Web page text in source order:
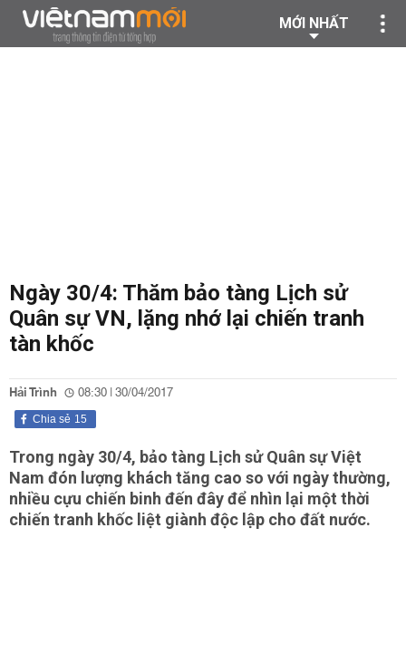
MỚI NHẤT
Ngày 30/4: Thăm bảo tàng Lịch sử
Quân sự VN, lặng nhớ lại chiến tranh
tàn khốc
Hải Trình 08:30 | 30/04/2017
15
Chia sẻ
Trong ngày 30/4, bảo tàng Lịch sử Quân sự Việt
Nam đón lượng khách tăng cao so với ngày thường,
nhiều cựu chiến binh đến đây để nhìn lại một thời
chiến tranh khốc liệt giành độc lập cho đất nước.